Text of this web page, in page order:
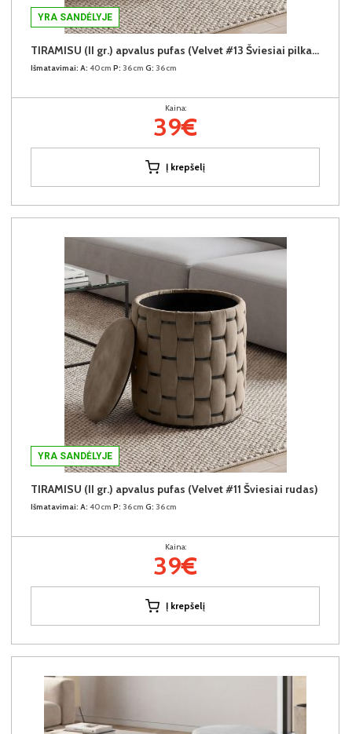
YRA SANDĖLYJE
TIRAMISU (II gr.) apvalus pufas (Velvet #13 Šviesiai pilkas)
Išmatavimai: A: 40cm P: 36cm G: 36cm
Kaina:
39€
Į krepšelį
YRA SANDĖLYJE
TIRAMISU (II gr.) apvalus pufas (Velvet #11 Šviesiai rudas)
Išmatavimai: A: 40cm P: 36cm G: 36cm
Kaina:
39€
Į krepšelį